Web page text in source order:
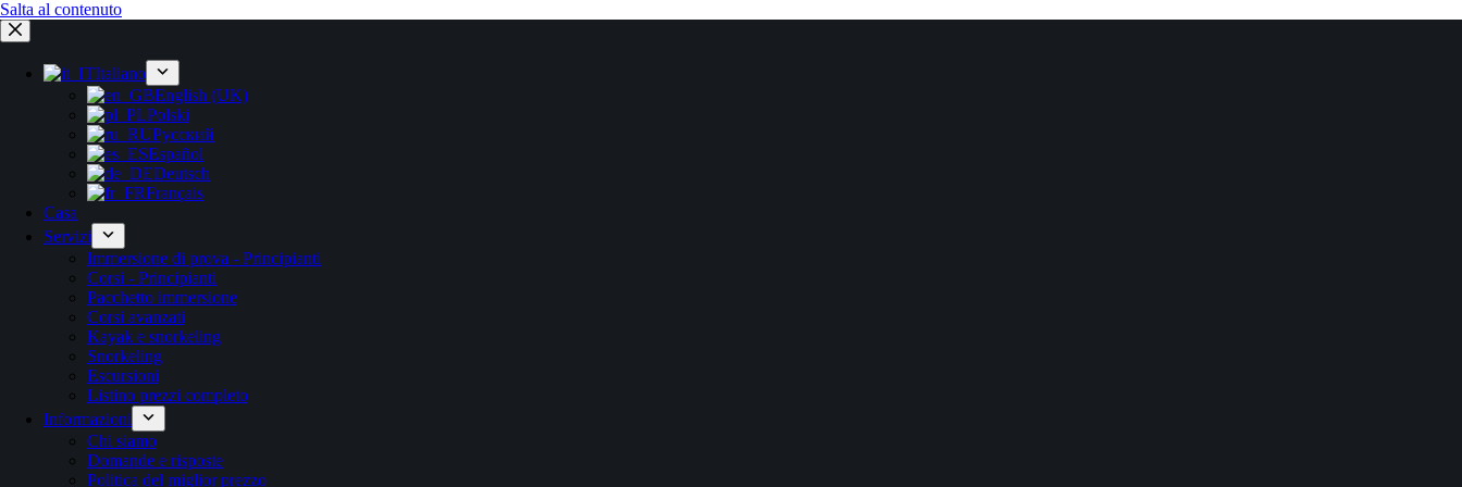
Salta al contenuto
Italiano
English (UK)
Polski
Русский
Español
Deutsch
Français
Casa
Servizi
Immersione di prova - Principianti
Corsi - Principianti
Pacchetto immersione
Corsi avanzati
Kayak e snorkeling
Snorkeling
Escursioni
Listino prezzi completo
Informazioni
Chi siamo
Domande e risposte
Politica del miglior prezzo